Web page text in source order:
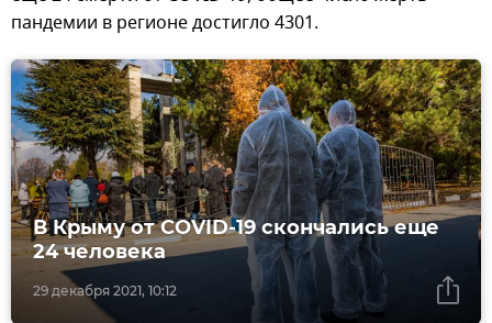
пандемии в регионе достигло 4301.
29 декабря 2021, 10:12
В Крыму от COVID-19 скончались еще
24 человека